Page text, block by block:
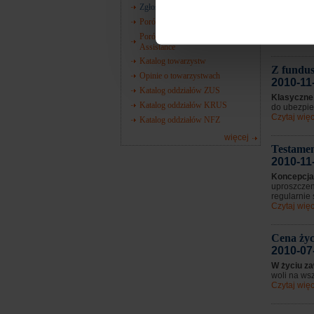
Zgłoś szkodę
Porównywarka wyłączeń AC
Porównywarka zakresów
Assistance
Katalog towarzystw
Opinie o towarzystwach
Katalog oddziałów ZUS
Katalog oddziałów KRUS
Katalog oddziałów NFZ
więcej
bankowej
Z
2010-
do
Czytaj
2010-
regularnie
Czytaj
Cena
2010-
W życiu
woli na
Czytaj